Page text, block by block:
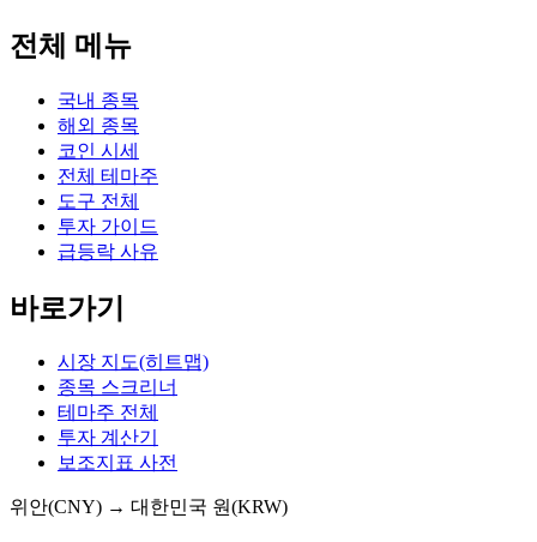
전체 메뉴
국내 종목
해외 종목
코인 시세
전체 테마주
도구 전체
투자 가이드
급등락 사유
바로가기
시장 지도(히트맵)
종목 스크리너
테마주 전체
투자 계산기
보조지표 사전
위안(CNY) → 대한민국 원(KRW)